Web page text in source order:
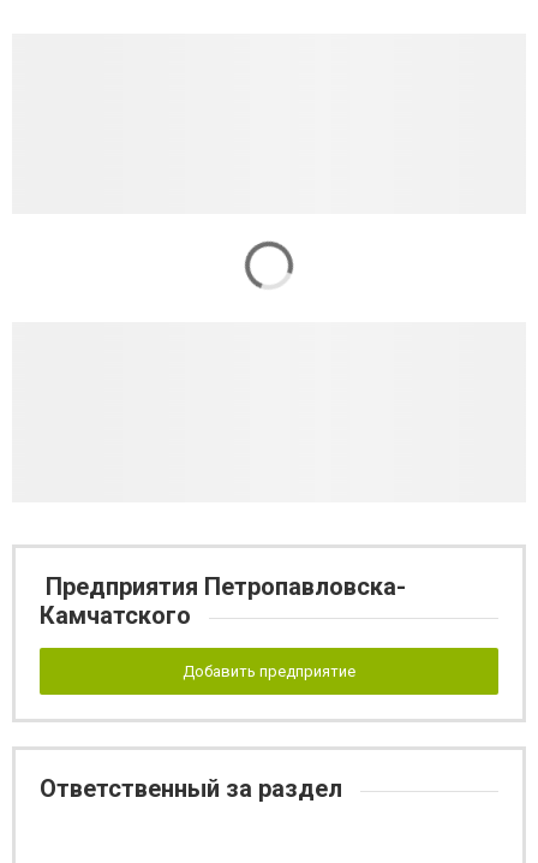
Предприятия Петропавловска-
Камчатского
Добавить предприятие
Ответственный за раздел